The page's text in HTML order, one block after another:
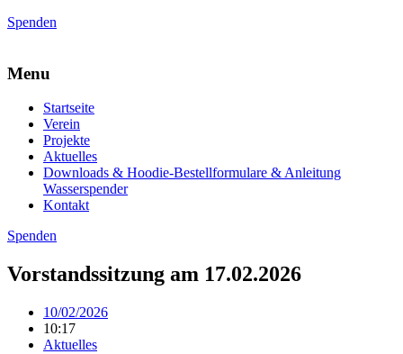
Spenden
Menu
Startseite
Verein
Projekte
Aktuelles
Downloads & Hoodie-Bestellformulare & Anleitung
Wasserspender
Kontakt
Spenden
Vorstandssitzung am 17.02.2026
10/02/2026
10:17
Aktuelles